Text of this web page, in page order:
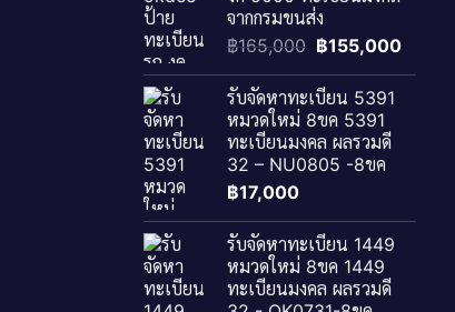
จากกรมขนส่ง
฿165,000 Original
was:
฿165,000.
฿155,000Current
รับจัดหาทะเบียน 5391
หมวดใหม่ 8ขค 5391
ทะเบียนมงคล ผลรวมดี
32 – NU0805 -8ขค
฿17,000
รับจัดหาทะเบียน 1449
หมวดใหม่ 8ขค 1449
ทะเบียนมงคล ผลรวมดี